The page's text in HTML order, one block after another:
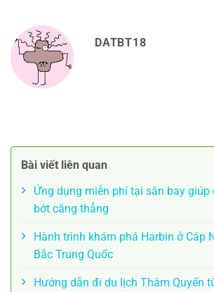
DATBT18
Bài viết liên quan
Ứng dụng miễn phí tại sân bay giúp
bớt căng thẳng
Hành trình khám phá Harbin ở Cáp
Bắc Trung Quốc
Hướng dẫn đi du lịch Thâm Quyến